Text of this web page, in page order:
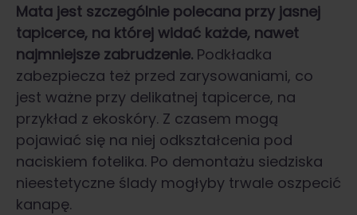
Mata jest szczególnie polecana przy jasnej
tapicerce, na której widać każde, nawet
najmniejsze zabrudzenie. Podkładka
zabezpiecza też przed zarysowaniami, co
jest ważne przy delikatnej tapicerce, na
przykład z ekoskóry. Z czasem mogą
pojawiać się na niej odkształcenia pod
naciskiem fotelika. Po demontażu siedziska
nieestetyczne ślady mogłyby trwale oszpecić
kanapę.